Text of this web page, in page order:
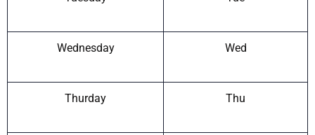
Wednesday Wed
Thurday Thu